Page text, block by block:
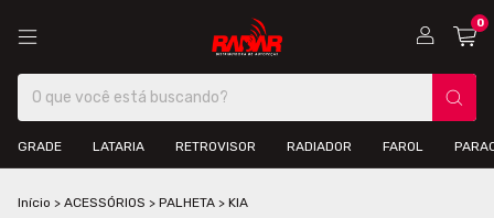
0
GRADE LATARIA RETROVISOR RADIADOR FAROL
Início > ACESSÓRIOS > PALHETA > KIA